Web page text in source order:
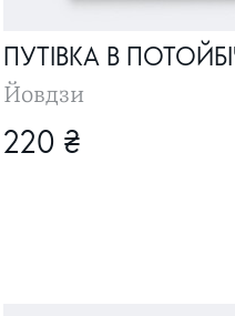
ПУТІВКА В
Йовдзи
220 ₴